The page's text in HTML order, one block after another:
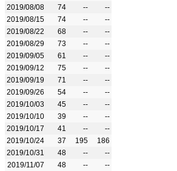
2019/08/08
74 --
--
2019/08/15
74 --
--
2019/08/22
68 --
--
2019/08/29
73 --
--
2019/09/05
61 --
--
2019/09/12
75 --
--
2019/09/19
71 --
--
2019/09/26
54 --
--
2019/10/03
45 --
--
2019/10/10
39 --
--
2019/10/17
41 --
--
2019/10/24
37 195
186
2019/10/31
48 --
--
2019/11/07
48 --
--